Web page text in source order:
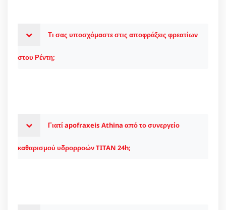
Τι σας υποσχόμαστε στις αποφράξεις φρεατίων
στου Ρέντη;
Γιατί apofraxeis Athina από το συνεργείο
καθαρισμού υδρορροών TITAN 24h;